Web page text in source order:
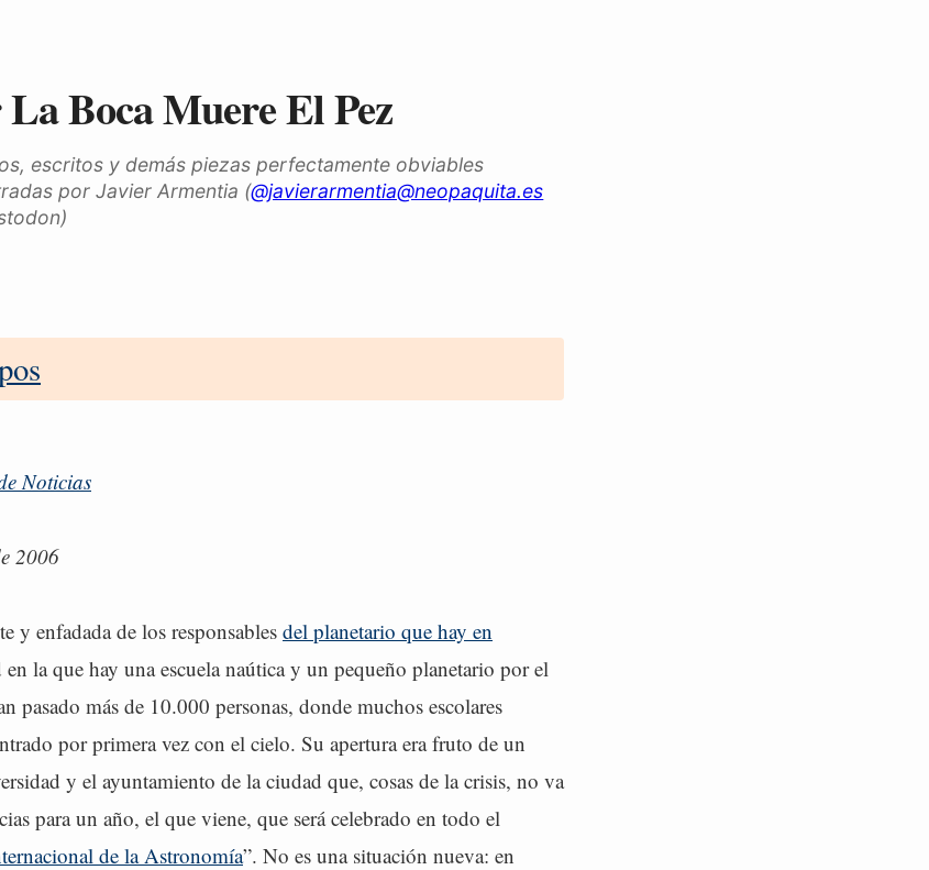
Boca Muere El Pez
escritos y demás piezas perfectamente obviables
por Javier Armentia (@javierarmentia@neopaquita.es
Noticias
2006
y enfadada de los responsablesdel planetario que hay en
la que hay una escuela naútica y un pequeño planetario por el
pasado más de 10.000 personas, donde muchos escolares
por primera vez con el cielo. Su apertura era fruto de un
y el ayuntamiento de la ciudad que, cosas de la crisis, no va
para un año, el que viene, que será celebrado en todo el
de la Astronomía”. No es una situación nueva: en